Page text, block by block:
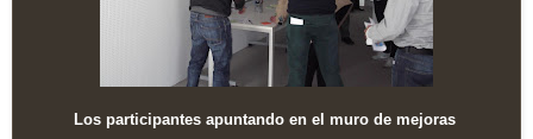
Los participantes apuntando en el muro de mejoras